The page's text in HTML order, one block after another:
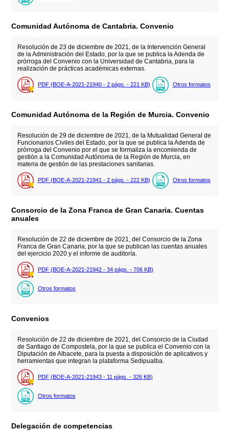
Comunidad Autónoma de Cantabria. Convenio
Resolución de 23 de diciembre de 2021, de la Intervención General
de la Administración del Estado, por la que se publica la Adenda de
prórroga del Convenio con la Universidad de Cantabria, para la
realización de prácticas académicas externas.
PDF (BOE-A-2021-21940 - 2 págs. - 221 KB) Otros formatos
Comunidad Autónoma de la Región de Murcia. Convenio
Resolución de 29 de diciembre de 2021, de la Mutualidad General de
Funcionarios Civiles del Estado, por la que se publica la Adenda de
prórroga del Convenio por el que se formaliza la encomienda de
gestión a la Comunidad Autónoma de la Región de Murcia, en
materia de gestión de las prestaciones sanitarias.
PDF (BOE-A-2021-21941 - 2 págs. - 222 KB) Otros formatos
Consorcio de la Zona Franca de Gran Canaria. Cuentas
anuales
Resolución de 22 de diciembre de 2021, del Consorcio de la Zona
Franca de Gran Canaria, por la que se publican las cuentas anuales
del ejercicio 2020 y el informe de auditoría.
PDF (BOE-A-2021-21942 - 34 págs. - 706 KB)
Otros formatos
Convenios
Resolución de 22 de diciembre de 2021, del Consorcio de la Ciudad
de Santiago de Compostela, por la que se publica el Convenio con la
Diputación de Albacete, para la puesta a disposición de aplicativos y
herramientas que integran la plataforma Sedipualba.
PDF (BOE-A-2021-21943 - 11 págs. - 326 KB)
Otros formatos
Delegación de competencias